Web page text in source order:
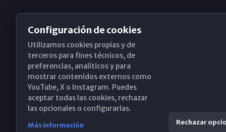
Obispado de Málaga
Santa María, 18-20. 29015 Málaga
(+34) 952 224 386
Configuración de cookies
Utilizamos cookies propias y de
terceros para fines técnicos, de
preferencias, analíticos y para
mostrar contenidos externos como
YouTube, X o Instagram. Puedes
aceptar todas las cookies, rechazar
las opcionales o configurarlas.
Más información Rechazar